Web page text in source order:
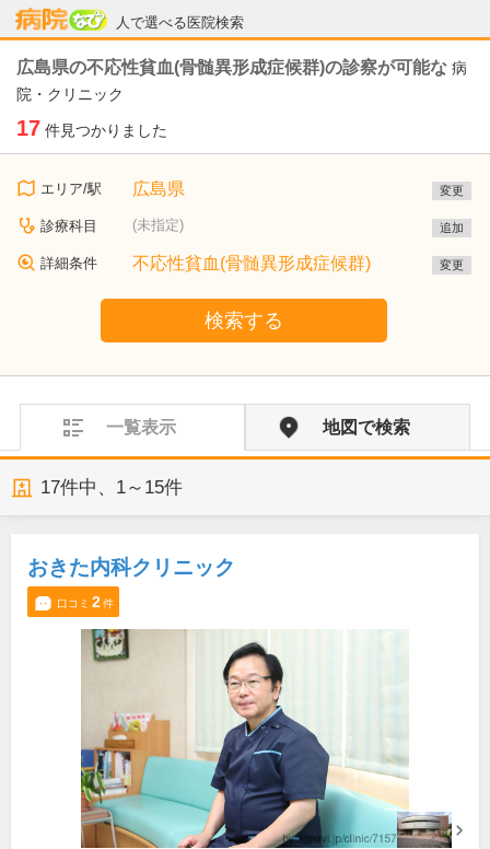
人で選べる医院検索
病院なび
広島県の不応性貧血(骨髄異形成症候群)の診察が可能な 病
院・クリニック
17 件見つかりました
エリア/駅 広島県 変更
診療科目 (未指定) 追加
詳細条件 不応性貧血(骨髄異形成症候群) 変更
検索する
一覧表示 地図で検索
17件中、 1～15件
おきた内科クリニック
口コミ 2件